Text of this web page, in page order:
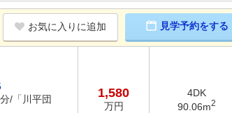
お気に入りに追加 見学予約をする
/「川平団
1,580
万円
4DK
90.06m2